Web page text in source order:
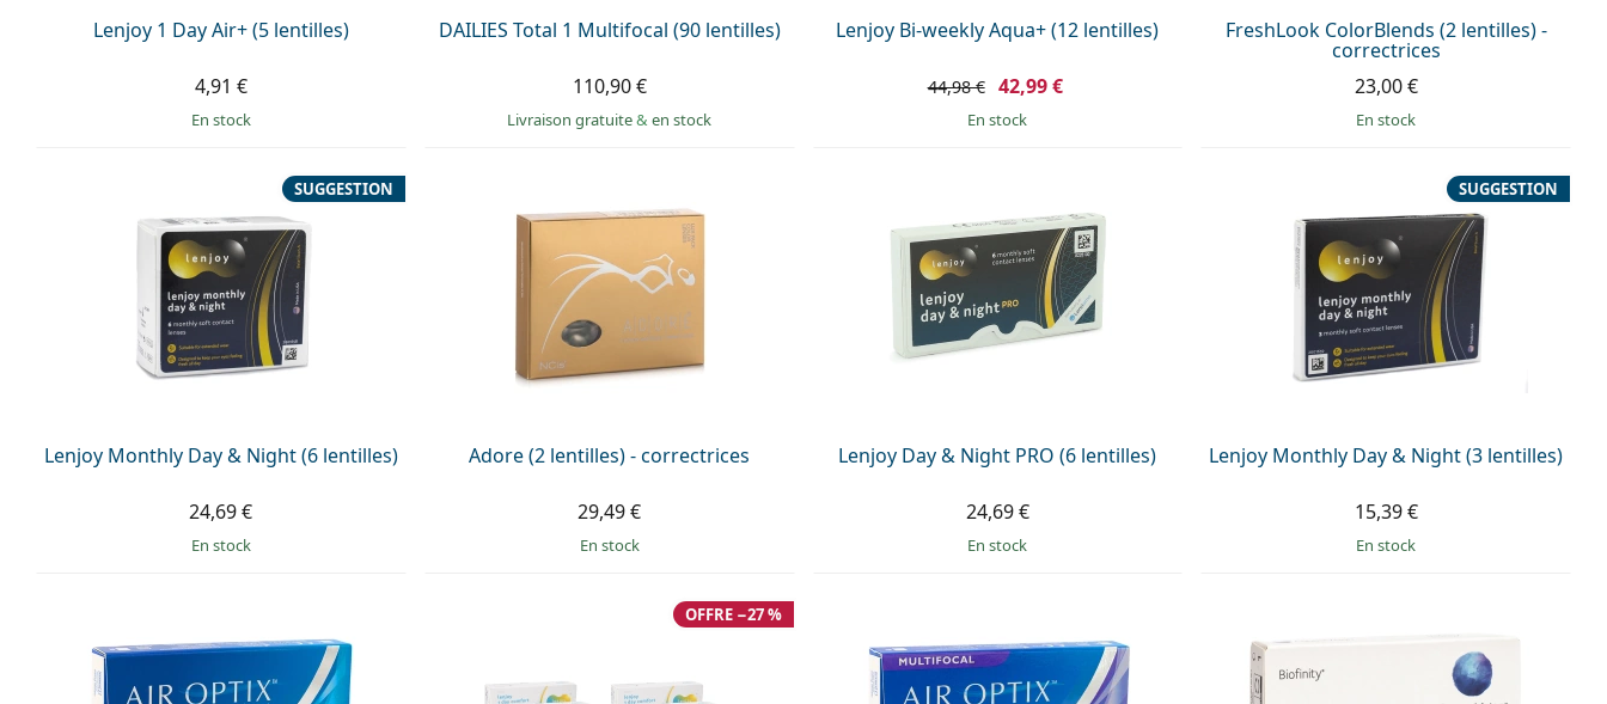
Lenjoy 1 Day Air+ (5 lentilles)
4,91 €
en stock
DAILIES Total 1 Multifocal (90 lentilles)
110,90 €
Livraison gratuite& en stock
Lenjoy Bi-weekly Aqua+ (12 lentilles)
44,98 € 42,99 €
en stock
FreshLook ColorBlends (2 lentilles) -
correctrices
23,00 €
en stock
Lenjoy Monthly Day & Night (6 lentilles)
SUGGESTION
24,69 €
en stock
Adore (2 lentilles) - correctrices
29,49 €
en stock
Lenjoy Day & Night PRO (6 lentilles)
24,69 €
en stock
Lenjoy Monthly Day & Night (3 lentilles)
SUGGESTION
15,39 €
en stock
OFFRE −27 %